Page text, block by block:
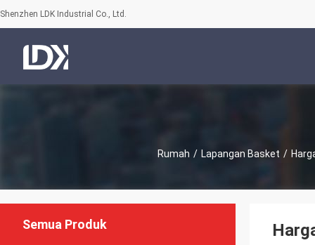
Shenzhen LDK Industrial Co., Ltd.
Rumah / Lapangan Basket /
Semua Produk